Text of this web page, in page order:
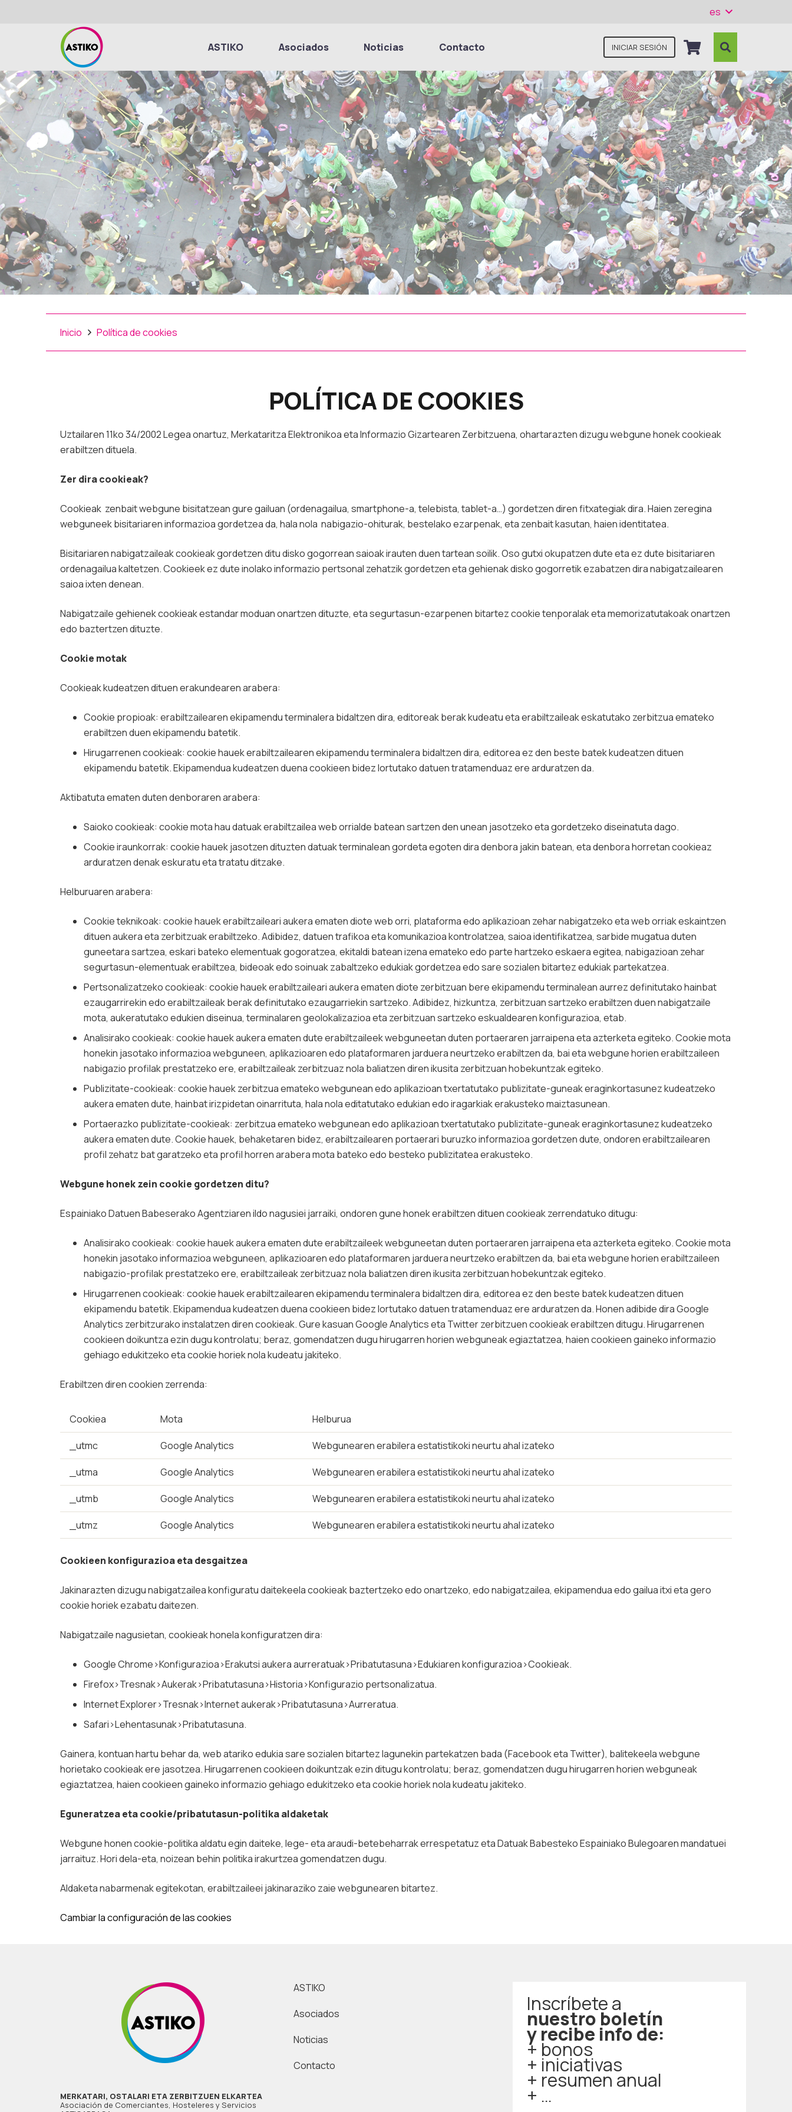
es
ASTIKO Asociados Noticias Contacto INICIAR SESIÓN
Inicio Política de cookies
POLÍTICA DE COOKIES
Uztailaren 11ko 34/2002 Legea onartuz, Merkataritza Elektronikoa eta Informazio Gizartearen Zerbitzuena, ohartarazten dizugu webgune honek cookieak
erabiltzen dituela.
Zer dira cookieak?
Cookieak zenbait webgune bisitatzean gure gailuan (ordenagailua, smartphone-a, telebista, tablet-a…) gordetzen diren fitxategiak dira. Haien zeregina
webguneek bisitariaren informazioa gordetzea da, hala nola nabigazio-ohiturak, bestelako ezarpenak, eta zenbait kasutan, haien identitatea.
Bisitariaren nabigatzaileak cookieak gordetzen ditu disko gogorrean saioak irauten duen tartean soilik. Oso gutxi okupatzen dute eta ez dute bisitariaren
ordenagailua kaltetzen. Cookieek ez dute inolako informazio pertsonal zehatzik gordetzen eta gehienak disko gogorretik ezabatzen dira nabigatzailearen
saioa ixten denean.
Nabigatzaile gehienek cookieak estandar moduan onartzen dituzte, eta segurtasun-ezarpenen bitartez cookie tenporalak eta memorizatutakoak onartzen
edo baztertzen dituzte.
Cookie motak
Cookieak kudeatzen dituen erakundearen arabera:
Cookie propioak: erabiltzailearen ekipamendu terminalera bidaltzen dira, editoreak berak kudeatu eta erabiltzaileak eskatutako zerbitzua emateko
erabiltzen duen ekipamendu batetik.
Hirugarrenen cookieak: cookie hauek erabiltzailearen ekipamendu terminalera bidaltzen dira, editorea ez den beste batek kudeatzen dituen
ekipamendu batetik. Ekipamendua kudeatzen duena cookieen bidez lortutako datuen tratamenduaz ere arduratzen da.
Aktibatuta ematen duten denboraren arabera:
Saioko cookieak: cookie mota hau datuak erabiltzailea web orrialde batean sartzen den unean jasotzeko eta gordetzeko diseinatuta dago.
Cookie iraunkorrak: cookie hauek jasotzen dituzten datuak terminalean gordeta egoten dira denbora jakin batean, eta denbora horretan cookieaz
arduratzen denak eskuratu eta tratatu ditzake.
Helburuaren arabera:
Cookie teknikoak: cookie hauek erabiltzaileari aukera ematen diote web orri, plataforma edo aplikazioan zehar nabigatzeko eta web orriak eskaintzen
dituen aukera eta zerbitzuak erabiltzeko. Adibidez, datuen trafikoa eta komunikazioa kontrolatzea, saioa identifikatzea, sarbide mugatua duten
guneetara sartzea, eskari bateko elementuak gogoratzea, ekitaldi batean izena emateko edo parte hartzeko eskaera egitea, nabigazioan zehar
segurtasun-elementuak erabiltzea, bideoak edo soinuak zabaltzeko edukiak gordetzea edo sare sozialen bitartez edukiak partekatzea.
Pertsonalizatzeko cookieak: cookie hauek erabiltzaileari aukera ematen diote zerbitzuan bere ekipamendu terminalean aurrez definitutako hainbat
ezaugarrirekin edo erabiltzaileak berak definitutako ezaugarriekin sartzeko. Adibidez, hizkuntza, zerbitzuan sartzeko erabiltzen duen nabigatzaile
mota, aukeratutako edukien diseinua, terminalaren geolokalizazioa eta zerbitzuan sartzeko eskualdearen konfigurazioa, etab.
Analisirako cookieak: cookie hauek aukera ematen dute erabiltzaileek webguneetan duten portaeraren jarraipena eta azterketa egiteko. Cookie mota
honekin jasotako informazioa webguneen, aplikazioaren edo plataformaren jarduera neurtzeko erabiltzen da, bai eta webgune horien erabiltzaileen
nabigazio profilak prestatzeko ere, erabiltzaileak zerbitzuaz nola baliatzen diren ikusita zerbitzuan hobekuntzak egiteko.
Publizitate-cookieak: cookie hauek zerbitzua emateko webgunean edo aplikazioan txertatutako publizitate-guneak eraginkortasunez kudeatzeko
aukera ematen dute, hainbat irizpidetan oinarrituta, hala nola editatutako edukian edo iragarkiak erakusteko maiztasunean.
Portaerazko publizitate-cookieak: zerbitzua emateko webgunean edo aplikazioan txertatutako publizitate-guneak eraginkortasunez kudeatzeko
aukera ematen dute. Cookie hauek, behaketaren bidez, erabiltzailearen portaerari buruzko informazioa gordetzen dute, ondoren erabiltzailearen
profil zehatz bat garatzeko eta profil horren arabera mota bateko edo besteko publizitatea erakusteko.
Webgune honek zein cookie gordetzen ditu?
Espainiako Datuen Babeserako Agentziaren ildo nagusiei jarraiki, ondoren gune honek erabiltzen dituen cookieak zerrendatuko ditugu:
Analisirako cookieak: cookie hauek aukera ematen dute erabiltzaileek webguneetan duten portaeraren jarraipena eta azterketa egiteko. Cookie mota
honekin jasotako informazioa webguneen, aplikazioaren edo plataformaren jarduera neurtzeko erabiltzen da, bai eta webgune horien erabiltzaileen
nabigazio-profilak prestatzeko ere, erabiltzaileak zerbitzuaz nola baliatzen diren ikusita zerbitzuan hobekuntzak egiteko.
Hirugarrenen cookieak: cookie hauek erabiltzailearen ekipamendu terminalera bidaltzen dira, editorea ez den beste batek kudeatzen dituen
ekipamendu batetik. Ekipamendua kudeatzen duena cookieen bidez lortutako datuen tratamenduaz ere arduratzen da. Honen adibide dira Google
Analytics zerbitzurako instalatzen diren cookieak. Gure kasuan Google Analytics eta Twitter zerbitzuen cookieak erabiltzen ditugu. Hirugarrenen
cookieen doikuntza ezin dugu kontrolatu; beraz, gomendatzen dugu hirugarren horien webguneak egiaztatzea, haien cookieen gaineko informazio
gehiago edukitzeko eta cookie horiek nola kudeatu jakiteko.
Erabiltzen diren cookien zerrenda:
Cookiea Mota Helburua
_utmc Google Analytics Webgunearen erabilera estatistikoki neurtu ahal izateko
_utma Google Analytics Webgunearen erabilera estatistikoki neurtu ahal izateko
_utmb Google Analytics Webgunearen erabilera estatistikoki neurtu ahal izateko
_utmz Google Analytics Webgunearen erabilera estatistikoki neurtu ahal izateko
Cookieen konfigurazioa eta desgaitzea
Jakinarazten dizugu nabigatzailea konfiguratu daitekeela cookieak baztertzeko edo onartzeko, edo nabigatzailea, ekipamendua edo gailua itxi eta gero
cookie horiek ezabatu daitezen.
Nabigatzaile nagusietan, cookieak honela konfiguratzen dira:
Google Chrome>Konfigurazioa>Erakutsi aukera aurreratuak>Pribatutasuna>Edukiaren konfigurazioa>Cookieak.
Firefox>Tresnak>Aukerak>Pribatutasuna>Historia>Konfigurazio pertsonalizatua.
Internet Explorer>Tresnak>Internet aukerak>Pribatutasuna>Aurreratua.
Safari>Lehentasunak>Pribatutasuna.
Gainera, kontuan hartu behar da, web atariko edukia sare sozialen bitartez lagunekin partekatzen bada (Facebook eta Twitter), balitekeela webgune
horietako cookieak ere jasotzea. Hirugarrenen cookieen doikuntzak ezin ditugu kontrolatu; beraz, gomendatzen dugu hirugarren horien webguneak
egiaztatzea, haien cookieen gaineko informazio gehiago edukitzeko eta cookie horiek nola kudeatu jakiteko.
Eguneratzea eta cookie/pribatutasun-politika aldaketak
Webgune honen cookie-politika aldatu egin daiteke, lege- eta araudi-betebeharrak errespetatuz eta Datuak Babesteko Espainiako Bulegoaren mandatuei
jarraituz. Hori dela-eta, noizean behin politika irakurtzea gomendatzen dugu.
Aldaketa nabarmenak egitekotan, erabiltzaileei jakinaraziko zaie webgunearen bitartez.
Cambiar la configuración de las cookies
MERKATARI, OSTALARI ETA ZERBITZUEN ELKARTEA
Asociación de Comerciantes, Hosteleres y Servicios
ASTIKO
Asociados
Noticias
Contacto
Inscríbete a
nuestro boletín
y recibe info de:
+ bonos
+ iniciativas
+ resumen anual
+ …